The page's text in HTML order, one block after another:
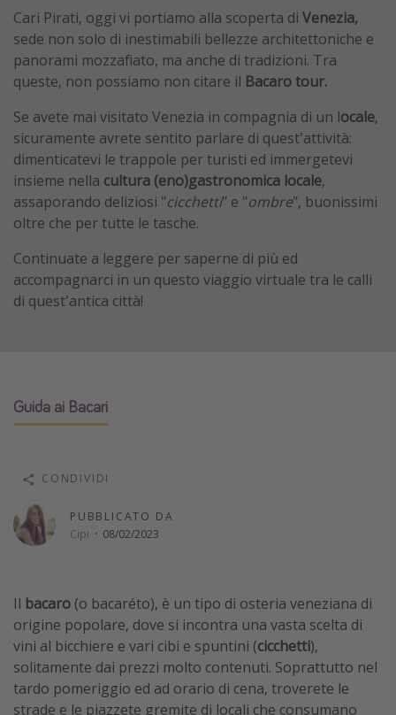
Tunisia
Malta
Canarie
Capo Verde
Tipo di vacanza
Vacanze last minute
Vacanze all inclusive
Vacanze estate 2026
Vacanze di Pasqua 2026
Last minute capodanno
Altri argomenti
Festività del 2026
Città più visitate
Cari Pirati, oggi vi portiamo alla scoperta di Venezia,
sede non solo di inestimabili bellezze architettoniche e
panorami mozzafiato, ma anche di tradizioni. Tra
queste, non possiamo non citare il Bacaro tour.
Se avete mai visitato Venezia in compagnia di un locale,
sicuramente avrete sentito parlare di quest'attività:
dimenticatevi le trappole per turisti ed immergetevi
insieme nella cultura (eno)gastronomica locale,
assaporando deliziosi "cicchetti" e "ombre", buonissimi
oltre che per tutte le tasche.
Continuate a leggere per saperne di più ed
accompagnarci in un questo viaggio virtuale tra le calli
di quest'antica città!
Guida ai Bacari
PUBBLICATO DA
Cipi · 08/02/2023
CONDIVIDI
Il bacaro (o bacaréto), è un tipo di osteria veneziana di
origine popolare, dove si incontra una vasta scelta di
vini al bicchiere e vari cibi e spuntini (cicchetti),
solitamente dai prezzi molto contenuti. Soprattutto nel
tardo pomeriggio ed ad orario di cena, troverete le
strade e le piazzete gremite di locali che consumano